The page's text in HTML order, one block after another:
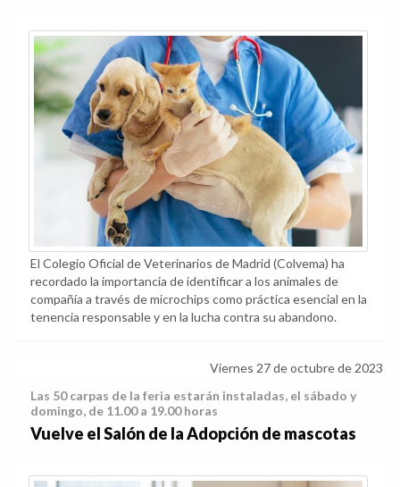
El Colegio Oficial de Veterinarios de Madrid (Colvema) ha
recordado la importancia de identificar a los animales de
compañía a través de microchips como práctica esencial en la
tenencia responsable y en la lucha contra su abandono.
Viernes 27 de octubre de 2023
Las 50 carpas de la feria estarán instaladas, el sábado y
domingo, de 11.00 a 19.00 horas
Vuelve el Salón de la Adopción de mascotas